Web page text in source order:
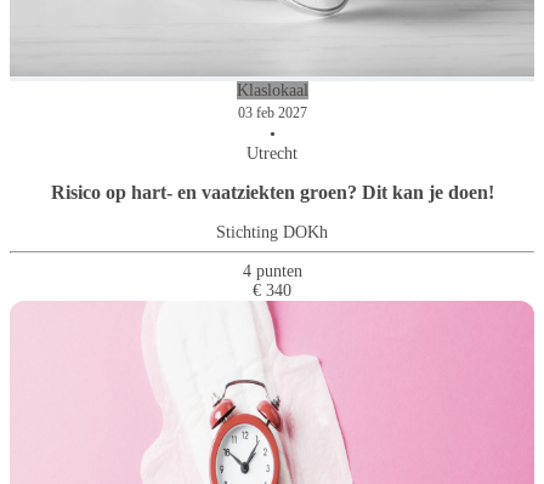
Klaslokaal
03 feb 2027
•
Utrecht
Risico op hart- en vaatziekten groen? Dit kan je doen!
Stichting DOKh
4 punten
€ 340